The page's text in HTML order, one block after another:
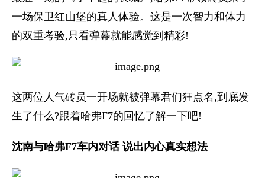
一场保卫红山堡的真人体验。这是一次智力和体力
的双重考验,只看弹幕就能感觉到精彩!
这两位人气砖员一开场就被弹幕君们狂点名,到底发
生了什么?跟着哈弗F7的回忆了解一下吧!
沈南与哈弗F7车内对话 说出内心真实想法